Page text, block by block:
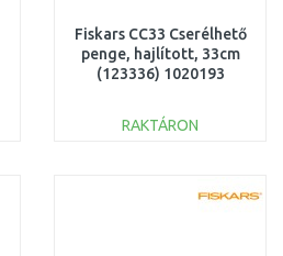
Fiskars CC33 Cserélhető
penge, hajlított, 33cm
(123336) 1020193
RAKTÁRON
Összehasonlítás